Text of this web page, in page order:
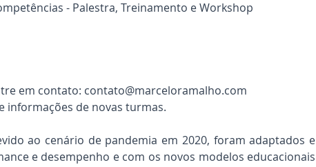
- Palestra, Treinamento e Workshop
em contato: contato@marceloramalho.com
informações de novas turmas.
ao cenário de pandemia em 2020, foram adaptados e
e desempenho e com os novos modelos educacionais